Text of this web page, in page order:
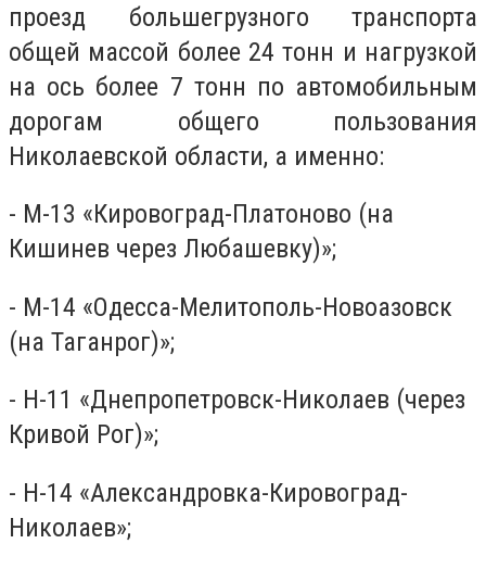
проезд большегрузного транспорта
общей массой более 24 тонн и нагрузкой
на ось более 7 тонн по автомобильным
дорогам общего пользования
Николаевской области, а именно:
- М-13 «Кировоград-Платоново (на
Кишинев через Любашевку)»;
- М-14 «Одесса-Мелитополь-Новоазовск
(на Таганрог)»;
- Н-11 «Днепропетровск-Николаев (через
Кривой Рог)»;
- Н-14 «Александровка-Кировоград-
Николаев»;